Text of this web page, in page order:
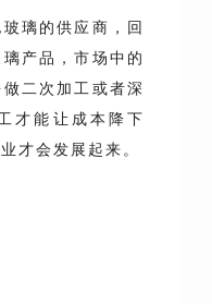
璃的供应商，回
产品，市场中的
二次加工或者深
才能让成本降下
才会发展起来。